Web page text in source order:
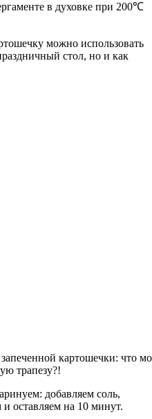
в духовке при 200℃
можно использовать
стол, но и как
картошечки: что
трапезу?!
добавляем соль,
и оставляем на 10 минут.